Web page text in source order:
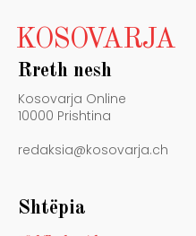
KOSOVARJA
Rreth nesh
Kosovarja Online
10000 Prishtina
redaksia@kosovarja.ch
Shtëpia